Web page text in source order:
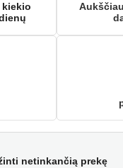
kiekio
netinkančią prekę